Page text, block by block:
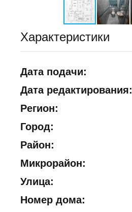
Характеристики
Дата подачи:
Дата редактирования:
Регион:
Город:
Район:
Микрорайон:
Улица:
Номер дома: